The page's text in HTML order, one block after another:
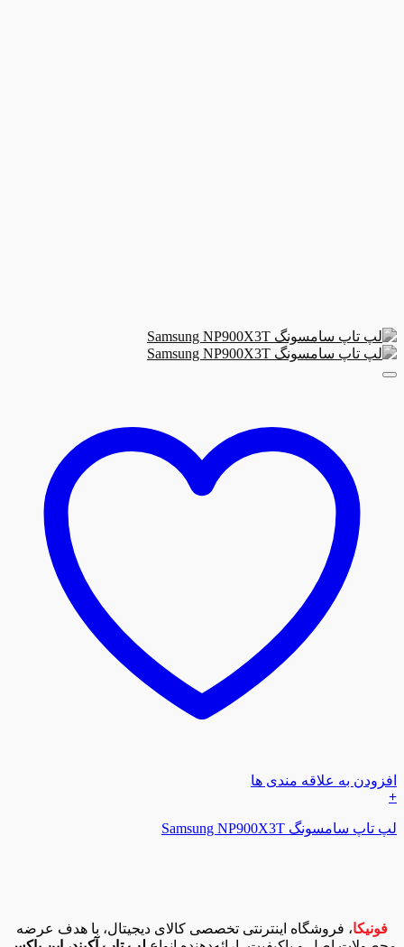
افزودن به علاقه مندی ها
+
لپ تاپ سامسونگ Samsung NP900X3T
فونیکا، فروشگاه اینترنتی تخصصی کالای دیجیتال، با هدف عرضه